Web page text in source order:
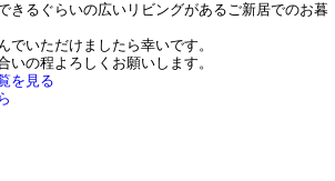
きるぐらいの広いリビングがあるご新居でのお暮
でいただけましたら幸いです。
いの程よろしくお願いします。
を見る